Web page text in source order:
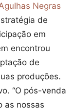
Negras
de
em
encontrou
de
produções.
“O pós-venda
as nossas